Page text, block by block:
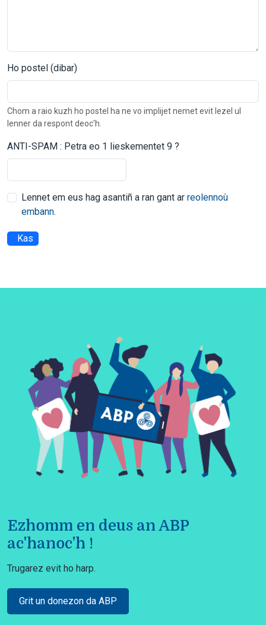
Ho postel (dibar)
Chom a raio kuzh ho postel ha ne vo implijet nemet evit lezel ul
lenner da respont deoc'h.
ANTI-SPAM : Petra eo 1 lieskementet 9 ?
Lennet em eus hag asantiñ a ran gant ar reolennoù
embann.
Kas
Ezhomm en deus an ABP
ac'hanoc'h !
Trugarez evit ho harp.
Grit un donezon da ABP